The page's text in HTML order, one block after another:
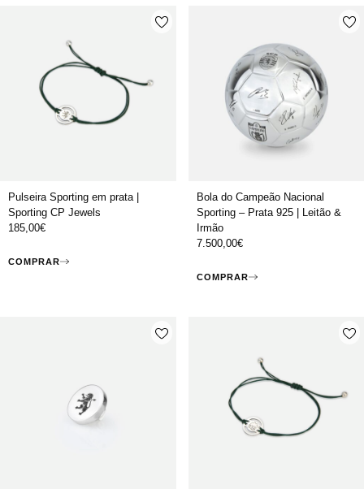
Pulseira Sporting em prata |
Sporting CP Jewels
185,00€
COMPRAR
Bola do Campeão Nacional
Sporting – Prata 925 | Leitão &
Irmão
7.500,00€
COMPRAR